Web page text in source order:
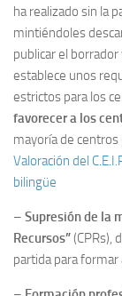
ha realizado sin la
mintiéndoles
publicar el borrador
establece unos
estrictos para los
favorecer a los
mayoría de centros
Valoración del
bilingüe
– Supresión de la
Recursos”(CPRs),
partida para formar